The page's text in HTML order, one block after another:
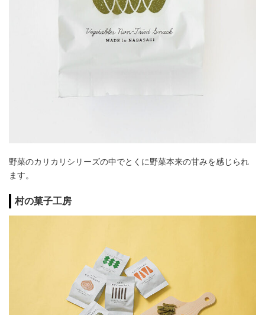
野菜のカリカリシリーズの中でとくに野菜本来の甘みを感じられ
ます。
村の菓子工房